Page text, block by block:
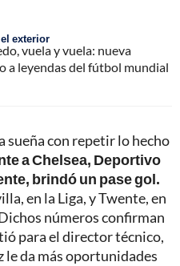
exterior
vuela y vuela: nueva
a leyendas del fútbol mundial
con repetir lo hecho
a Chelsea, Deportivo
brindó un pase gol.
en la Liga, y Twente, en
números confirman
para el director técnico,
le da más oportunidades